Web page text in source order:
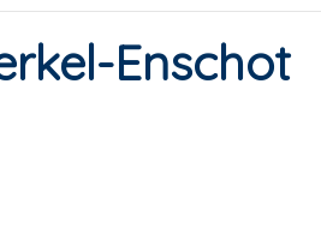
Enschot